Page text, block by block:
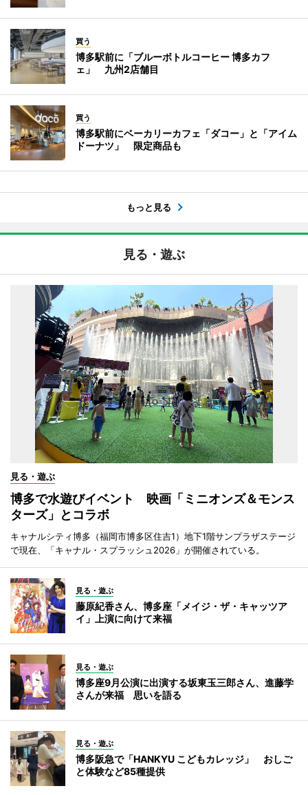
買う
博多駅前に「ブルーボトルコーヒー 博多カフ
ェ」 九州2店舗目
買う
博多駅前にベーカリーカフェ「ダコー」と「アイム
ドーナツ」 限定商品も
もっと見る
見る・遊ぶ
見る・遊ぶ
博多で水遊びイベント 映画「ミニオンズ＆モンス
ターズ」とコラボ
キャナルシティ博多（福岡市博多区住吉1）地下1階サンプラザステージ
で現在、「キャナル・スプラッシュ2026」が開催されている。
見る・遊ぶ
藤原紀香さん、博多座「メイジ・ザ・キャッツア
イ」上演に向けて来福
見る・遊ぶ
博多座9月公演に出演する坂東玉三郎さん、進藤学
さんが来福 思いを語る
見る・遊ぶ
博多阪急で「HANKYU こどもカレッジ」 おしご
と体験など85種提供